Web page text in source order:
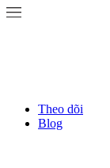
Theo dõi
Blog